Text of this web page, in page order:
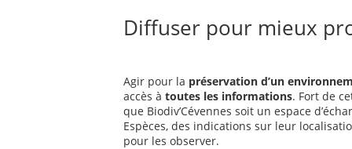
Diffuser pour mieux
Agir pour la préservation d’un
accès à toutes les informations. Fort de
que Biodiv’Cévennes soit un espace
Espèces, des indications sur leur
pour les observer.